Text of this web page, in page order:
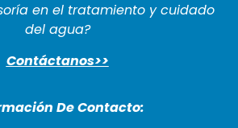
en el tratamiento y cuidado
del agua?
Contáctanos>>
De Contacto: